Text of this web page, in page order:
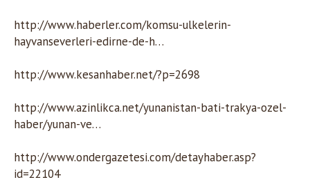
http://www.haberler.com/komsu-ulkelerin-
hayvanseverleri-edirne-de-h…
http://www.kesanhaber.net/?p=2698
http://www.azinlikca.net/yunanistan-bati-trakya-ozel-
haber/yunan-ve…
http://www.ondergazetesi.com/detayhaber.asp?
id=22104